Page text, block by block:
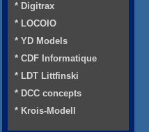
* Digitrax
* LOCOIO
* YD Models
* CDF Informatique
* LDT Littfinski
* DCC concepts
* Krois-Modell